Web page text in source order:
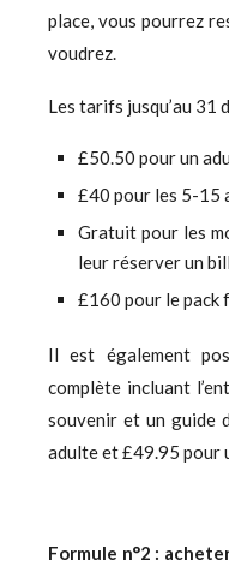
place, vous pourrez
voudrez.
Les tarifs jusqu’au 31
£50.50 pour un
£40 pour les 5-15
Gratuit pour les
leur réserver un
£160 pour le pack
Il est également
complète incluant
souvenir et un guide
adulte et £49.95 pour
Formule n°2 :